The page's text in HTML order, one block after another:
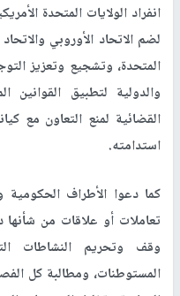
انفراد الولايات المتحدة
لضم الاتحاد الأوروبي
المتحدة، وتشجيع وتعزيز
والدولية لتطبيق القوانين
القضائية لمنع التعاون مع
استدامته.
كما دعوا الأطراف
تعاملات أو علاقات من شأنها
وقف وتحريم النشاطات
المستوطنات، ومطالبة كل